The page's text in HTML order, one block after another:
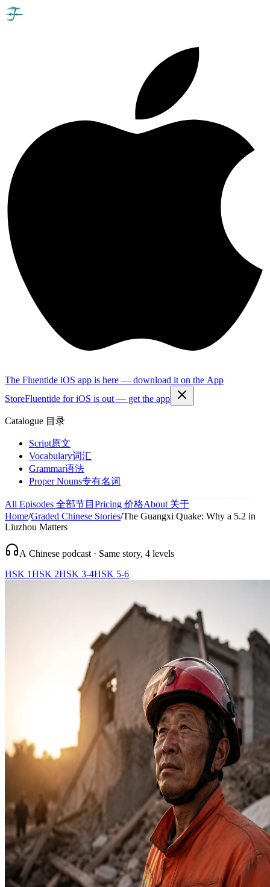
The Fluentide iOS app is here — download it on the App
StoreFluentide for iOS is out — get the app
Catalogue 目录
Script原文
Vocabulary词汇
Grammar语法
Proper Nouns专有名词
All Episodes 全部节目 Pricing 价格About 关于
Home/Graded Chinese Stories/The Guangxi Quake: Why a 5.2 in
Liuzhou Matters
A Chinese podcast · Same story, 4 levels
HSK 1HSK 2HSK 3-4HSK 5-6